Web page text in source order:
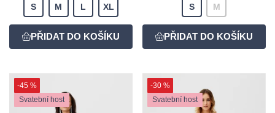
S M L XL S M
-45 %
Svatební host
-30 %
Svatební host